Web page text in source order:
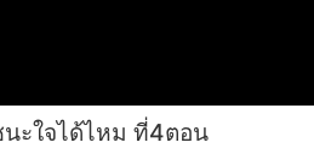
ะใจได้ไหม ที่4ตอน